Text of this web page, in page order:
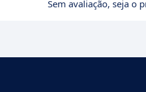
Sem avaliação, seja o